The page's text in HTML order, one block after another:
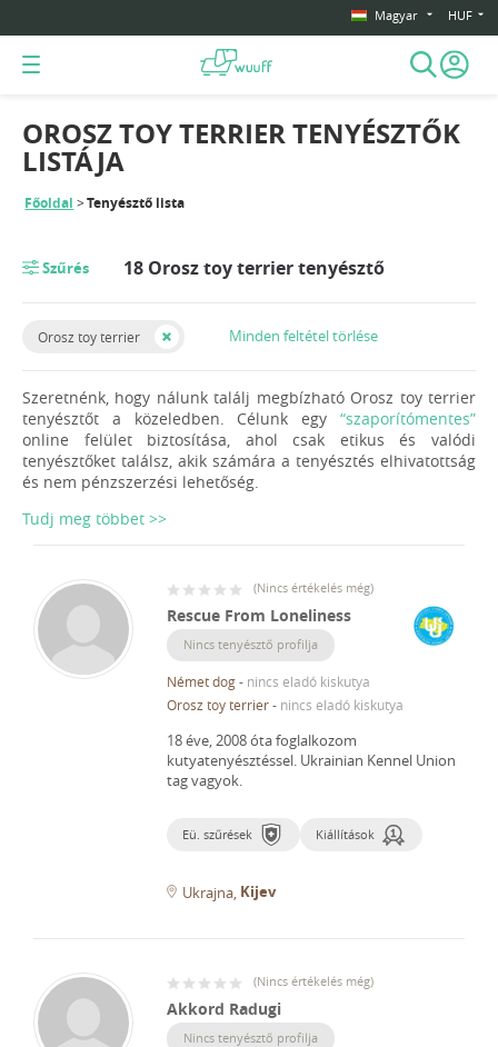
Magyar HUF
Főoldal Tenyésztő lista
OROSZ TOY TERRIER TENYÉSZTŐK
LISTÁJA
Szűrés 18 Orosz toy terrier tenyésztő
Orosz toy terrier Minden feltétel törlése
Szeretnénk, hogy nálunk találj megbízható Orosz toy terrier
tenyésztőt a közeledben. Célunk egy “szaporítómentes”
online felület biztosítása, ahol csak etikus és valódi
tenyésztőket találsz, akik számára a tenyésztés elhivatottság
és nem pénzszerzési lehetőség.
Tudj meg többet >>
(Nincs értékelés még)
Rescue From Loneliness
Nincs tenyésztő profilja
Német dog- nincs eladó kiskutya
Orosz toy terrier- nincs eladó kiskutya
18 éve, 2008 óta foglalkozom
kutyatenyésztéssel. Ukrainian Kennel Union
tag vagyok.
Eü. szűrések Kiállítások
Ukrajna Kijev
(Nincs értékelés még)
Akkord Radugi
Nincs tenyésztő profilja